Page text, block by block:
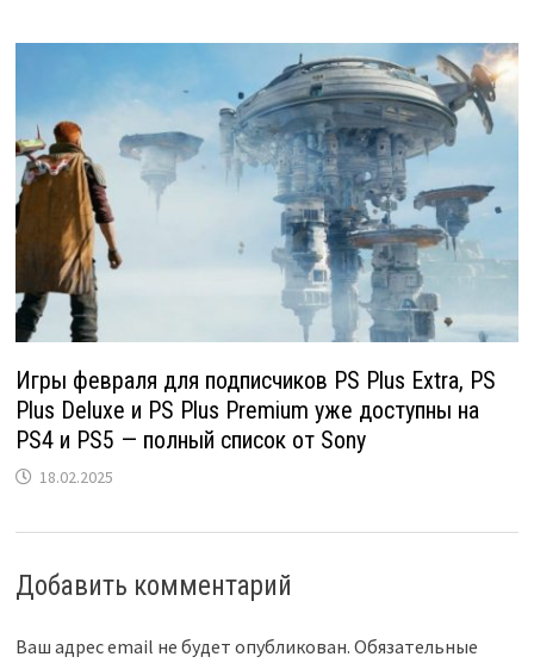
Игры февраля для подписчиков PS Plus Extra, PS
Plus Deluxe и PS Plus Premium уже доступны на
PS4 и PS5 — полный список от Sony
18.02.2025
Добавить комментарий
Ваш адрес email не будет опубликован. Обязательные